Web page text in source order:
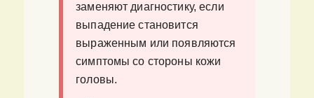
заменяют диагностику, если
выпадение становится
выраженным или появляются
симптомы со стороны кожи
головы.